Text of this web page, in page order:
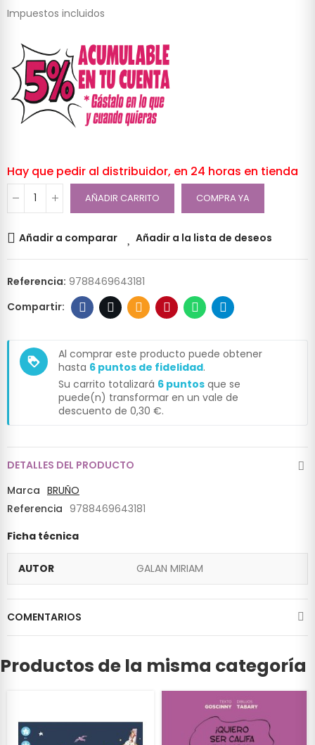
Impuestos incluidos
Hay que pedir al distribuidor, en 24 horas en tienda
AÑADIR CARRITO COMPRA YA
Añadir a comparar Añadir a la lista de deseos
Referencia: 9788469643181
loyalty
Al comprar este producto puede obtener
hasta 6 puntos de fidelidad.
Su carrito totalizará 6 puntos que se
puede(n) transformar en un vale de
descuento de 0,30 €.
DETALLES DEL PRODUCTO
Marca BRUÑO
Referencia 9788469643181
Ficha técnica
AUTOR GALAN MIRIAM
COMENTARIOS
Productos de la misma categoría